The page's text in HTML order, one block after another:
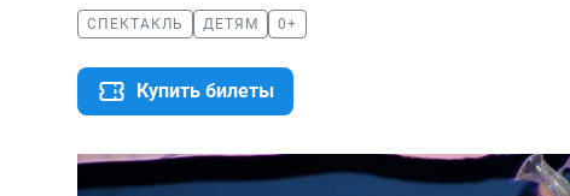
СПЕКТАКЛЬ ДЕТЯМ 0+
Купить билеты